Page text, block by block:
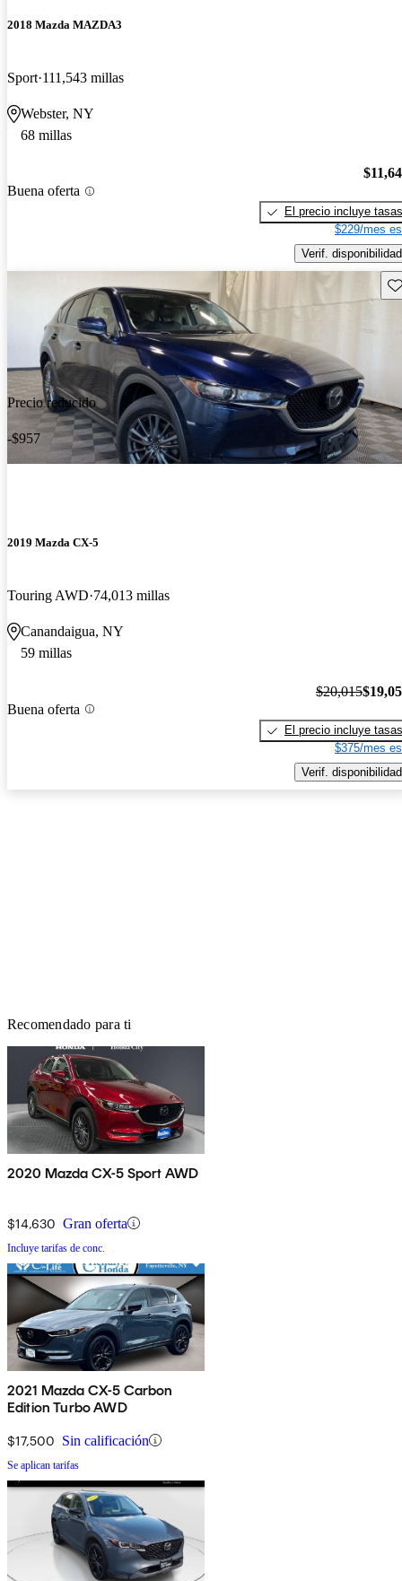
2018 Mazda MAZDA3
Sport 111,543 millas
Webster, NY
68 millas
Buena oferta
El precio incluye tasas
$229/mes
Verif. disponibilidad
Precio reducido
-$957
2019 Mazda CX-5
Touring AWD 74,013 millas
Canandaigua, NY
59 millas
Buena oferta
$20,015
El precio incluye tasas
$375/mes
Verif. disponibilidad
Recomendado para ti
2020 Mazda CX-5 Sport AWD
$14,630 Gran oferta
Incluye tarifas de conc.
2021 Mazda CX-5 Carbon
Edition Turbo AWD
$17,500 Sin calificación
Se aplican tarifas